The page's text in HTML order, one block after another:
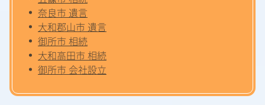
奈良市 遺言
大和郡山市 遺言
御所市 相続
大和高田市 相続
御所市 会社設立